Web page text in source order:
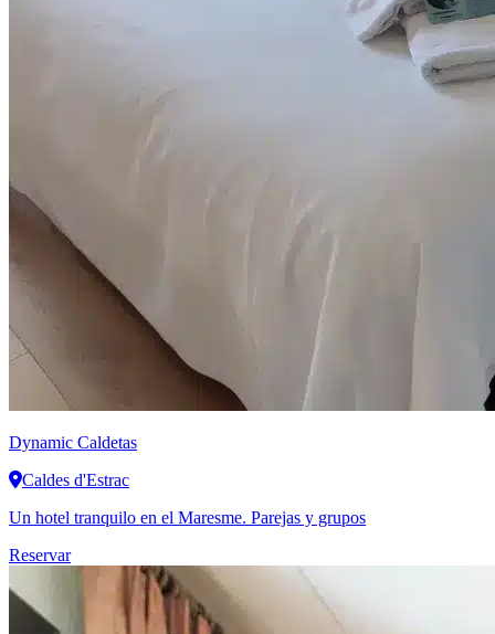
Dynamic Caldetas
Caldes d'Estrac
Un hotel tranquilo en el Maresme. Parejas y grupos
Reservar